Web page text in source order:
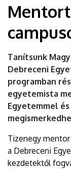
Tanítsunk
Debreceni
programban
egyetemista
Egyetemmel
Tizenegy
a Debreceni
kezdetektől